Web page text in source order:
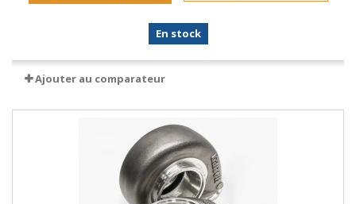
En stock
Ajouter au comparateur